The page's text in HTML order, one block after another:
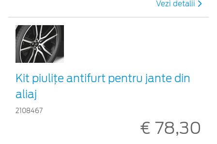
Vezi detalii
Kit piuliţe antifurt pentru jante din
aliaj
2108467
€ 78,30